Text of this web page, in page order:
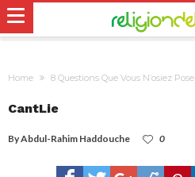
Home 8 Questions Que Vous N’osiez
CantLie
ByAbdul-Rahim Haddouche 0